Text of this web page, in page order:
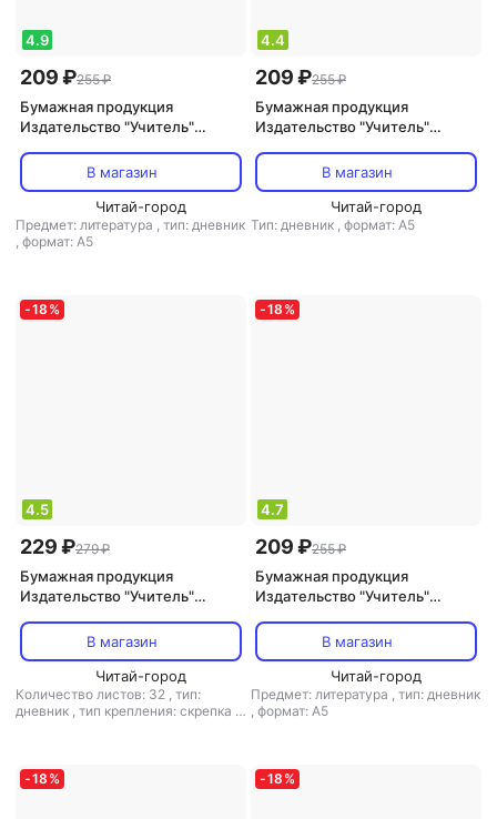
4.9
209 ₽255 ₽
Бумажная продукция
Издательство "Учитель"
класс. Примеры анализа и
литературоведческий
В магазин
Читай-город
Предмет: литература , тип: дневник
, формат: А5
4.4
209 ₽255 ₽
Бумажная продукция
Издательство "Учитель"
класс. Программа "Школа
России"
В магазин
Читай-город
Тип: дневник , формат: А5
-18 %
4.5
229 ₽279 ₽
Бумажная продукция
Издательство "Учитель"
программе "Школа XXI века"
В магазин
Читай-город
Количество листов: 32 , тип:
дневник , тип крепления: скрепка ,
-18 %
4.7
209 ₽255 ₽
Бумажная продукция
Издательство "Учитель"
класс: Примеры анализа и
литературоведческий
В магазин
Читай-город
Предмет: литература , тип: дневник
, формат: А5
-18 % -18 %